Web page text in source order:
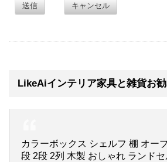
送信 キャンセル
LikeAiインテリア家具と雑貨お
カラーボックス シェルフ 棚 オー
段 2段 2列 木製 おしゃれ ランド